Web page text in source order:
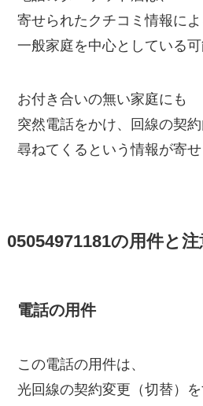
寄せられたクチコミ情報によ
一般家庭を中心としている可
お付き合いの無い家庭にも
突然電話をかけ、回線の契
尋ねてくるという情報が寄せ
05054971181の用件と
電話の用件
この電話の用件は、
光回線の契約変更（切替）